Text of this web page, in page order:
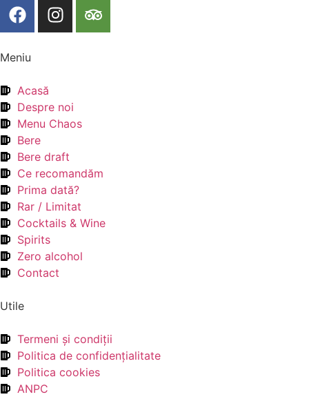
Meniu
Acasă
Despre noi
Menu Chaos
Bere
Bere draft
Ce recomandăm
Prima dată?
Rar / Limitat
Cocktails & Wine
Spirits
Zero alcohol
Contact
Utile
Termeni şi condiţii
Politica de confidenţialitate
Politica cookies
ANPC